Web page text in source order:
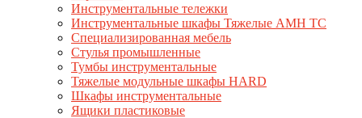
Инструментальные тележки
Инструментальные шкафы Тяжелые AMH TC
Специализированная мебель
Стулья промышленные
Тумбы инструментальные
Тяжелые модульные шкафы HARD
Шкафы инструментальные
Ящики пластиковые